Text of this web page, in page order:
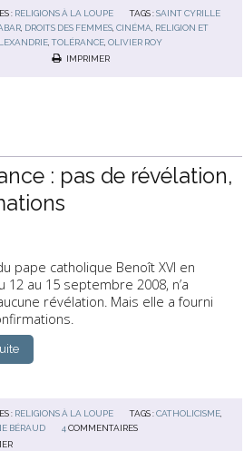
: RELIGIONS À LA LOUPE TAGS :SAINT CYRILLE
DROITS DES FEMMES ,CINÉMA RELIGION ET
,TOLÉRANCE ,OLIVIER ROY
IMPRIMER
: pas de révélation,
pape catholique Benoît XVI en
12 au 15 septembre 2008, n’a
révélation. Mais elle a fourni
: RELIGIONS À LA LOUPE TAGS :CATHOLICISME
BÉRAUD 4 COMMENTAIRES